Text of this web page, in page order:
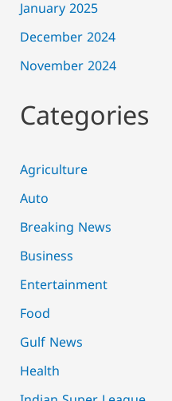
January 2025
December 2024
November 2024
Categories
Agriculture
Auto
Breaking News
Business
Entertainment
Food
Gulf News
Health